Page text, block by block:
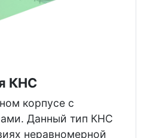
КНС
корпусе с
Данный тип КНС
неравномерной